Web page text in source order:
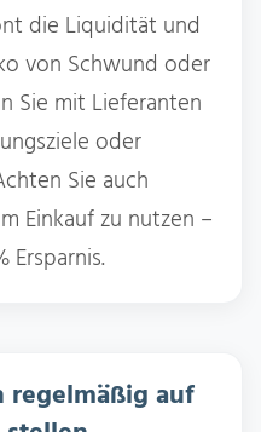
die Liquidität und
von Schwund oder
Sie mit Lieferanten
oder
Sie auch
Einkauf zu nutzen –
Ersparnis.
regelmäßig auf